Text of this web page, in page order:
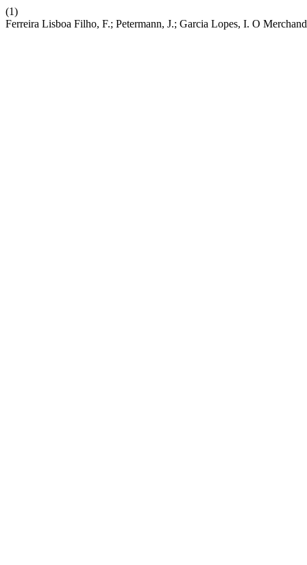
(1)
Ferreira Lisboa Filho, F.; Petermann, J.; Garcia Lopes, I. O